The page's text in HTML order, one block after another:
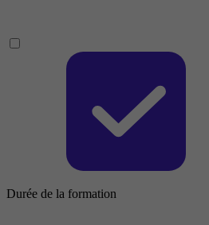
Durée de la formation